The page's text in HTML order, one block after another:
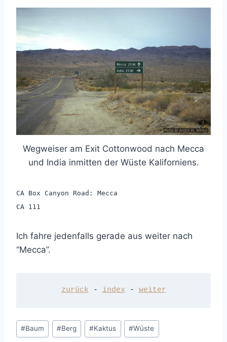
Wegweiser am Exit Cottonwood nach Mecca
und India inmitten der Wüste Kaliforniens.
CA Box Canyon Road: Mecca
CA 111
Ich fahre jedenfalls gerade aus weiter nach
“Mecca”.
zurück - index - weiter
Post
Tags:
#Baum #Berg #Kaktus #Wüste